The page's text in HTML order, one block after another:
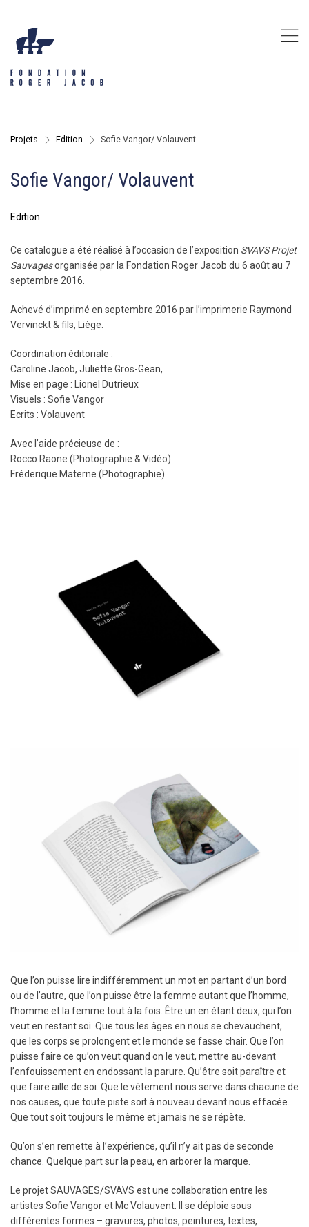
,
Projets > Edition > Sofie Vangor/ Volauvent
Que l’on puisse lire indifféremment un mot en partant d’un bord
ou de l’autre, que l’on puisse être la femme autant que l’homme,
l’homme et la femme tout à la fois. Être un en étant deux, qui l’on
veut en restant soi. Que tous les âges en nous se chevauchent,
que les corps se prolongent et le monde se fasse chair. Que l’on
puisse faire ce qu’on veut quand on le veut, mettre au-devant
l’enfouissement en endossant la parure. Qu’être soit paraître et
que faire aille de soi. Que le vêtement nous serve dans chacune de
nos causes, que toute piste soit à nouveau devant nous effacée.
Que tout soit toujours le même et jamais ne se répète.
Qu’on s’en remette à l’expérience, qu’il n’y ait pas de seconde
chance. Quelque part sur la peau, en arborer la marque.
Le projet SAUVAGES/SVAVS est une collaboration entre les
artistes Sofie Vangor et Mc Volauvent. Il se déploie sous
différentes formes – gravures, photos, peintures, textes,
Sofie Vangor/ Volauvent
Edition
Ce catalogue a été réalisé à l’occasion de l’exposition SVAVS Projet
Sauvagesorganisée par la Fondation Roger Jacob du 6 août au 7
septembre 2016.
Achevé d’imprimé en septembre 2016 par l’imprimerie Raymond
Vervinckt & fils, Liège.
Coordination éditoriale :
Caroline Jacob, Juliette Gros-Gean,
Mise en page : Lionel Dutrieux
Visuels : Sofie Vangor
Ecrits : Volauvent
Avec l’aide précieuse de :
Rocco Raone (Photographie & Vidéo)
Fréderique Materne (Photographie)